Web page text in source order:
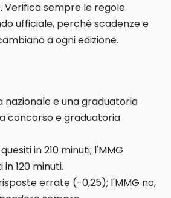
Verifica sempre le regole
ufficiale, perché scadenze e
a ogni edizione.
nazionale e una graduatoria
concorso e graduatoria
in 210 minuti; l'MMG
120 minuti.
errate (-0,25); l'MMG no,